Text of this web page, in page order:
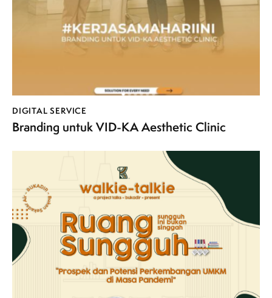
DIGITAL SERVICE
Branding untuk VID-KA Aesthetic Clinic